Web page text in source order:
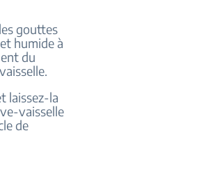
gouttes
humide à
du
laissez-la
vaisselle
de